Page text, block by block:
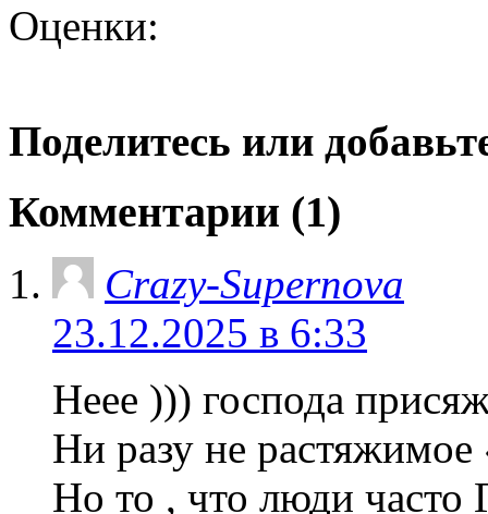
Оценки:
Поделитесь или
Комментарии (1)
Crazy-Supernova
23.12.2025 в 6:33
Неее ))) господа
Ни разу не
Но то , что люди часто